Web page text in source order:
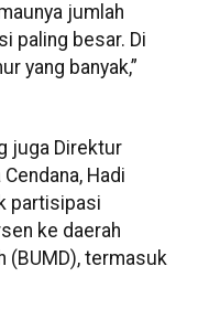
jumlah
paling besar. Di
yang banyak,”
juga Direktur
Hadi
partisipasi
ke daerah
(BUMD), termasuk